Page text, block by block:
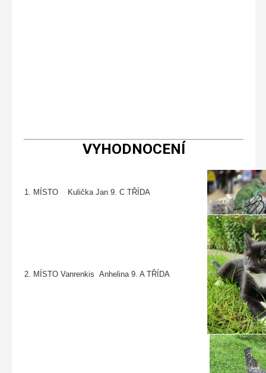
VYHODNOCENÍ
1. MÍSTO Kulička Jan 9. C TŘÍDA
2. MÍSTO Vanrenkis Anhelina 9. A TŘÍDA